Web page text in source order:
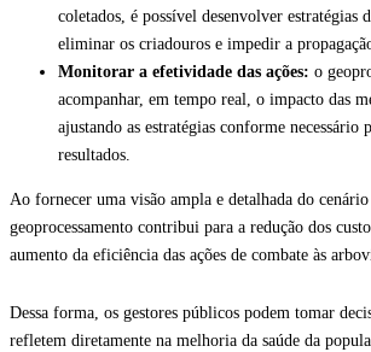
coletados, é possível desenvolver estratégias
eliminar os criadouros e impedir a
Monitorar a efetividade das ações: o
acompanhar, em tempo real, o impacto das
ajustando as estratégias conforme necessário
resultados.
Ao fornecer uma visão ampla e detalhada do
geoprocessamento contribui para a redução dos
aumento da eficiência das ações de combate às
Dessa forma, os gestores públicos podem tomar
refletem diretamente na melhoria da saúde da